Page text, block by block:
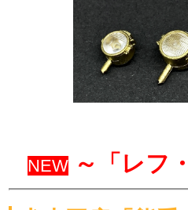
エンドウ 国
約受付中9/
フラットーク
JAMトーク
ミネベアミ
です 9/13 UP
天賞堂 コキ
NEW ～「レフ